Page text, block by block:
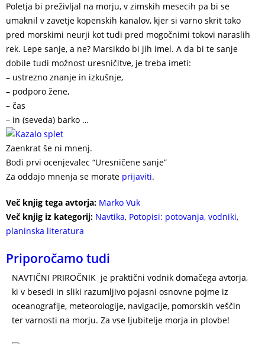
Poletja bi preživljal na morju, v zimskih mesecih pa bi se
umaknil v zavetje kopenskih kanalov, kjer si varno skrit tako
pred morskimi neurji kot tudi pred mogočnimi tokovi naraslih
rek. Lepe sanje, a ne? Marsikdo bi jih imel. A da bi te sanje
dobile tudi možnost uresničitve, je treba imeti:
– ustrezno znanje in izkušnje,
– podporo žene,
– čas
– in (seveda) barko …
Zaenkrat še ni mnenj.
Bodi prvi ocenjevalec “Uresničene sanje”
Za oddajo mnenja se morate prijaviti.
Več knjig tega avtorja: Marko Vuk
Več knjig iz kategorij: Navtika, Potopisi: potovanja, vodniki,
planinska literatura
Priporočamo tudi
NAVTIČNI PRIROČNIK je praktični vodnik domačega avtorja,
ki v besedi in sliki razumljivo pojasni osnovne pojme iz
oceanografije, meteorologije, navigacije, pomorskih veščin
ter varnosti na morju. Za vse ljubitelje morja in plovbe!